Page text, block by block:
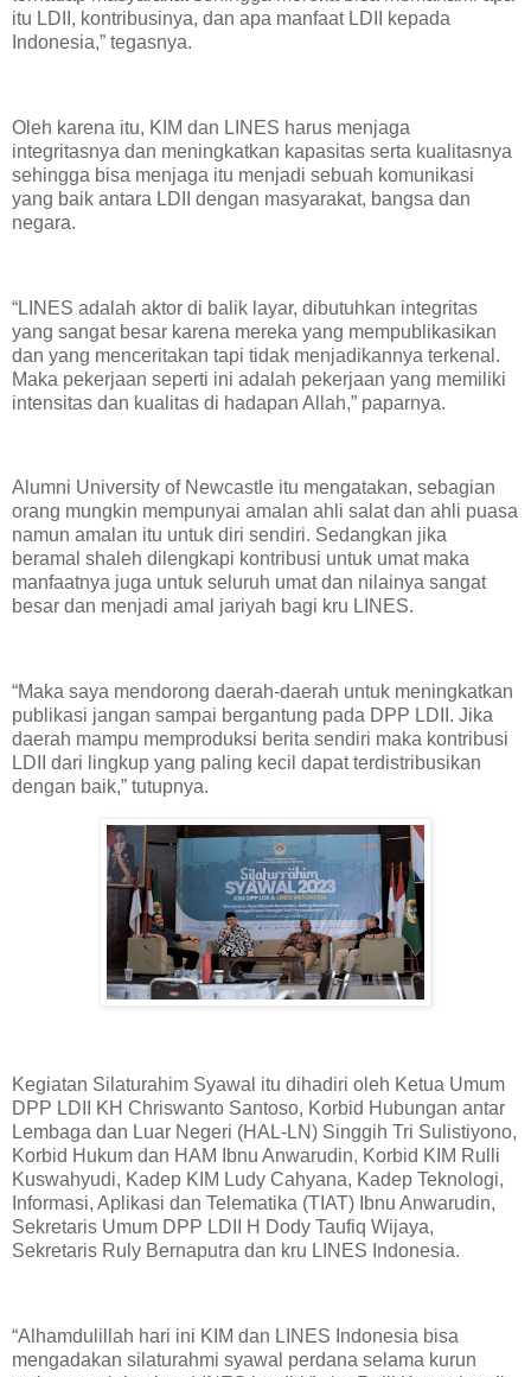
itu LDII, kontribusinya, dan apa manfaat LDII kepada
Indonesia,” tegasnya.
Oleh karena itu, KIM dan LINES harus menjaga
integritasnya dan meningkatkan kapasitas serta kualitasnya
sehingga bisa menjaga itu menjadi sebuah komunikasi
yang baik antara LDII dengan masyarakat, bangsa dan
negara.
“LINES adalah aktor di balik layar, dibutuhkan integritas
yang sangat besar karena mereka yang mempublikasikan
dan yang menceritakan tapi tidak menjadikannya terkenal.
Maka pekerjaan seperti ini adalah pekerjaan yang memiliki
intensitas dan kualitas di hadapan Allah,” paparnya.
Alumni University of Newcastle itu mengatakan, sebagian
orang mungkin mempunyai amalan ahli salat dan ahli puasa
namun amalan itu untuk diri sendiri. Sedangkan jika
beramal shaleh dilengkapi kontribusi untuk umat maka
manfaatnya juga untuk seluruh umat dan nilainya sangat
besar dan menjadi amal jariyah bagi kru LINES.
“Maka saya mendorong daerah-daerah untuk meningkatkan
publikasi jangan sampai bergantung pada DPP LDII. Jika
daerah mampu memproduksi berita sendiri maka kontribusi
LDII dari lingkup yang paling kecil dapat terdistribusikan
dengan baik,” tutupnya.
Kegiatan Silaturahim Syawal itu dihadiri oleh Ketua Umum
DPP LDII KH Chriswanto Santoso, Korbid Hubungan antar
Lembaga dan Luar Negeri (HAL-LN) Singgih Tri Sulistiyono,
Korbid Hukum dan HAM Ibnu Anwarudin, Korbid KIM Rulli
Kuswahyudi, Kadep KIM Ludy Cahyana, Kadep Teknologi,
Informasi, Aplikasi dan Telematika (TIAT) Ibnu Anwarudin,
Sekretaris Umum DPP LDII H Dody Taufiq Wijaya,
Sekretaris Ruly Bernaputra dan kru LINES Indonesia.
“Alhamdulillah hari ini KIM dan LINES Indonesia bisa
mengadakan silaturahmi syawal perdana selama kurun